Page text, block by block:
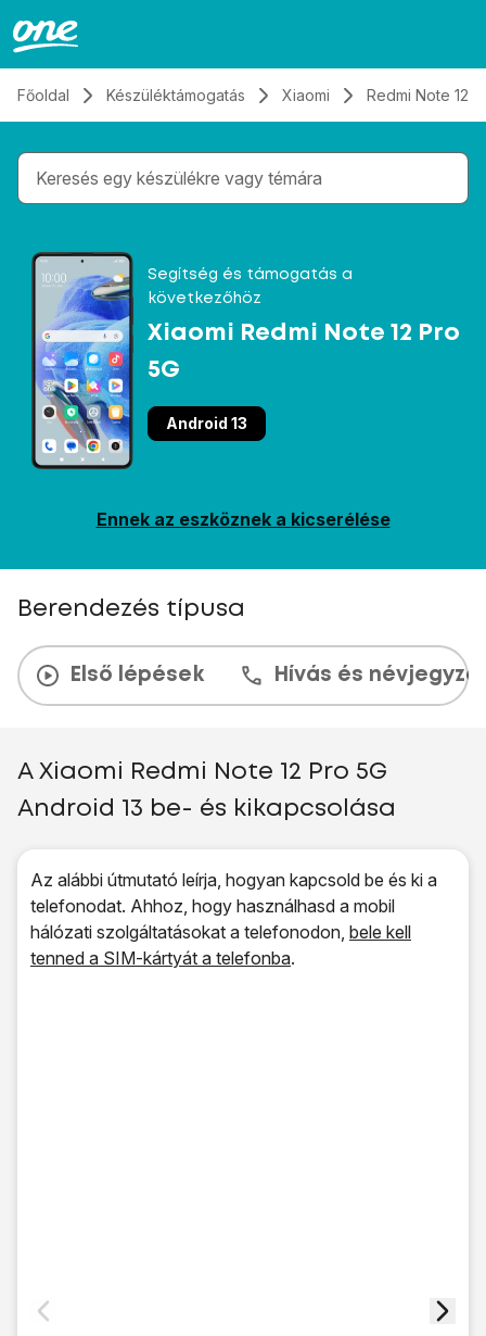
Főoldal Készüléktámogatás Xiaomi Redmi Note 12
Gépelés közben megjelennek a keresési
Segítség és támogatás a
következőhöz
Xiaomi Redmi Note 12 Pro
5G
Android 13
Ennek az eszköznek a kicserélése
Berendezés típusa
Első lépések Hívás és
A Xiaomi Redmi Note 12 Pro 5G
Android 13 be- és kikapcsolása
Az alábbi útmutató leírja, hogyan kapcsold be és ki a
telefonodat. Ahhoz, hogy használhasd a mobil
hálózati szolgáltatásokat a telefonodon, bele kell
tenned a SIM-kártyát a telefonba.